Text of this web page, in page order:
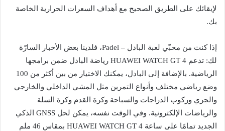
لإبقائك على الطريق الصحيح مع أهداف السعرات الحرارية الخاصة
بك.
إذا كنت من محبّي لعبة البادل – Padel، فلدينا بعض الأخبار السارّة
لك: تدعم HUAWEI WATCH GT 4 رياضة البادل ضمن برامجها
الرياضية. بالإضافة إلى البادل، يمكنك الاختيار من بين أكثر من 100
وضع رياضي مختلف وأنواع التمرين مثل المشي الداخلي والخارجي
والجري وركوب الدراجات والسباحة وكرة القدم وكرة السلة
والرياضات الإلكترونية. وفي الوقت نفسه، يمكن لحل GNSS الذكي
الجديد تمامًا على ساعة HUAWEI WATCH GT 4 بمقاس 46 ملم